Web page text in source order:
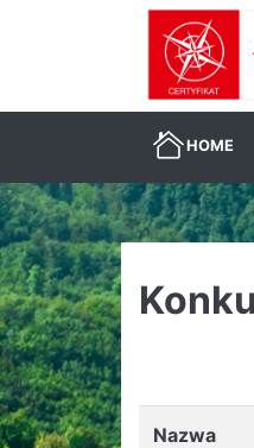
HOME
Nazwa